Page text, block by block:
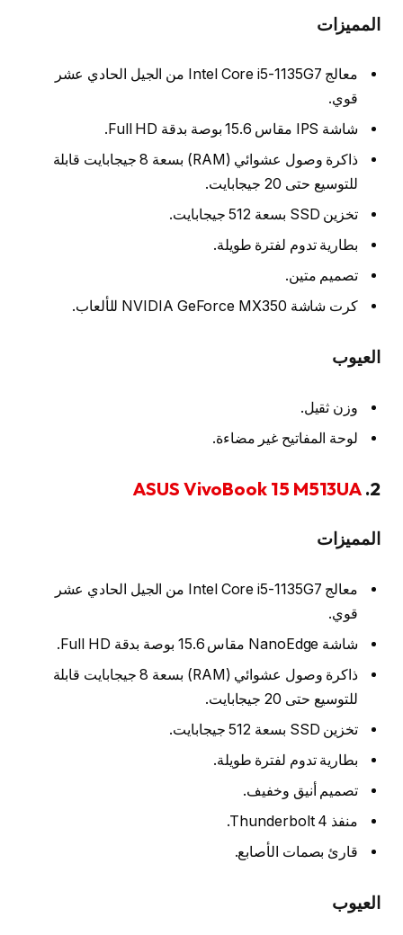
المميزات
معالج Intel Core i5-1135G7 من الجيل الحادي عشر
قوي.
شاشة IPS مقاس 15.6 بوصة بدقة Full HD.
ذاكرة وصول عشوائي (RAM) بسعة 8 جيجابايت قابلة
للتوسيع حتى 20 جيجابايت.
تخزين SSD بسعة 512 جيجابايت.
بطارية تدوم لفترة طويلة.
تصميم متين.
كرت شاشة NVIDIA GeForce MX350 للألعاب.
العيوب
وزن ثقيل.
لوحة المفاتيح غير مضاءة.
2.
المميزات
معالج Intel Core i5-1135G7 من الجيل الحادي عشر
قوي.
شاشة NanoEdge مقاس 15.6 بوصة بدقة Full HD.
ذاكرة وصول عشوائي (RAM) بسعة 8 جيجابايت قابلة
للتوسيع حتى 20 جيجابايت.
تخزين SSD بسعة 512 جيجابايت.
بطارية تدوم لفترة طويلة.
تصميم أنيق وخفيف.
منفذ Thunderbolt 4.
قارئ بصمات الأصابع.
العيوب